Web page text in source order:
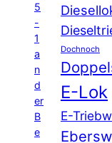
5
-
1
a
n
d
er
B
e
Dochnoch
E-Lok
E-